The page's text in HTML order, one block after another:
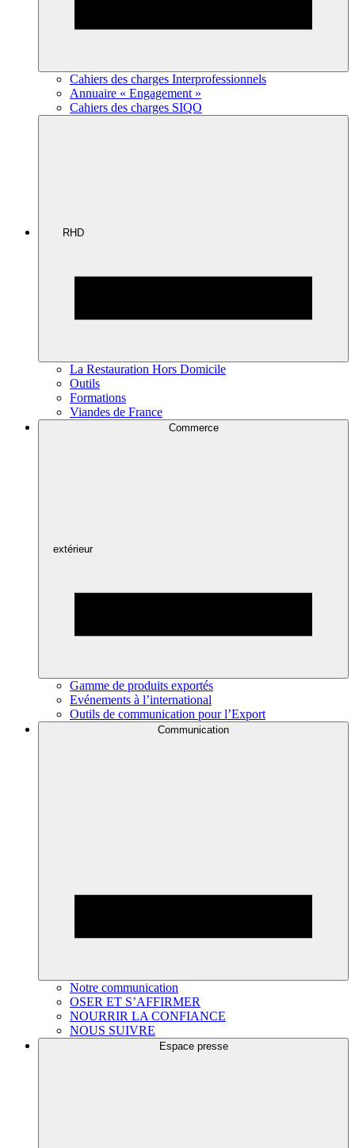
Cahiers des charges Interprofessionnels
Annuaire « Engagement »
Cahiers des charges SIQO
RHD
La Restauration Hors Domicile
Outils
Formations
Viandes de France
Commerce
extérieur
Gamme de produits exportés
Evénements à l’international
Outils de communication pour l’Export
Communication
Notre communication
OSER ET S’AFFIRMER
NOURRIR LA CONFIANCE
NOUS SUIVRE
Espace presse